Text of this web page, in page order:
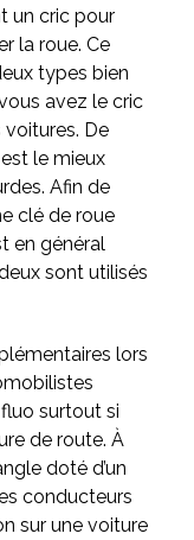
un cric pour
la roue. Ce
types bien
avez le cric
De
le mieux
Afin de
clé de roue
en général
sont utilisés
lors
surtout si
de route. À
doté d’un
conducteurs
sur une voiture